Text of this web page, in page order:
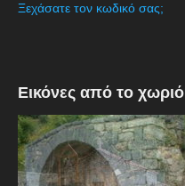
Ξεχάσατε τον κωδικό σας;
Εικόνες από το χωριό